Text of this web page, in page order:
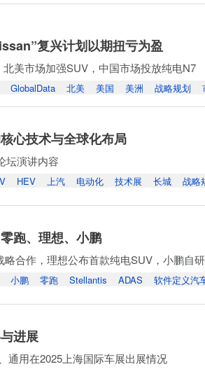
复兴计划以期扭亏为盈
美市场加强SUV，中国市场投放纯电N7
GlobalData 北美 美国 美洲 战略规划
心技术与全球化布局
坛演讲内容
HEV 上汽 电动化 技术展 长城 战略
跑、理想、小鹏
略合作，理想公布首款纯电SUV，小鹏自
小鹏 零跑 Stellantis ADAS 软件定义汽
进展
通用在2025上海国际车展出展情况